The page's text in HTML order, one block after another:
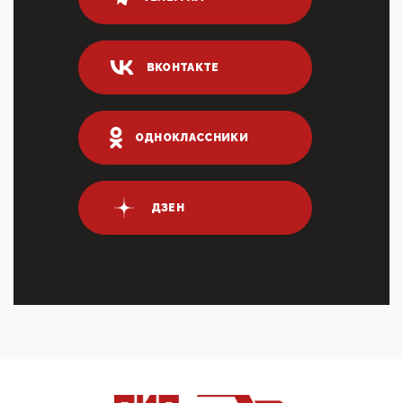
80% сирийцев в ФРГ должны вернуться на родину.
04:47, 10 Апреля 2026
ИНН для переводов по СБП это первый шаг из
логических двухЗаполнение ИНН при любых
переводах по ...
03:35, 10 Апреля 2026
Суммарное вознаграждение менеджменту в 15
крупных банках по итогам 2025 года превысило 63
03:01, 10 Апреля 2026
Террорист и убийца Буданов вальяжно сообщил,
что союзники просили Киев не наносить удары по
входМошенники активно пользуются аккаунтами на
ВКОНТАКТЕ
ОДНОКЛАССНИКИ
ДЗЕН